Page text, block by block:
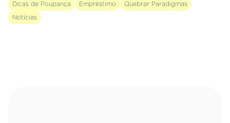
Dicas de Poupança Empréstimo Quebrar Paradigmas
Notícias